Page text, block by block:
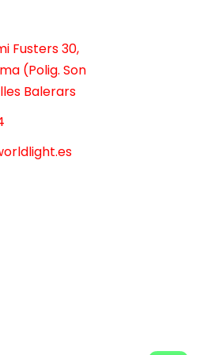
Fusters 30,
(Polig. Son
Balerars